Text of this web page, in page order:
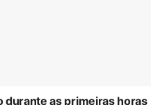
as primeiras horas